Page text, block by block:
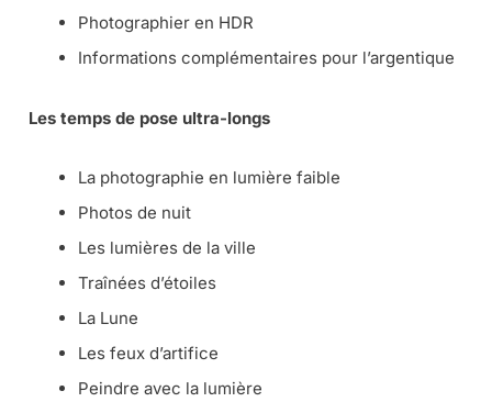
Photographier en HDR
Informations complémentaires pour l’argentique
Les temps de pose ultra-longs
La photographie en lumière faible
Photos de nuit
Les lumières de la ville
Traînées d’étoiles
La Lune
Les feux d’artifice
Peindre avec la lumière